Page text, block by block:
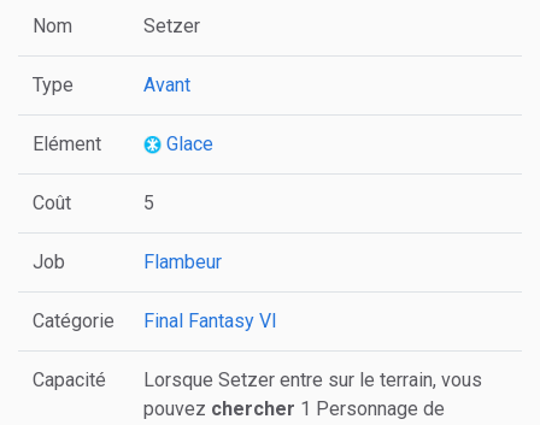
Nom Setzer
Type Avant
Elément Glace
Coût 5
Job Flambeur
Catégorie Final Fantasy VI
Capacité
Lorsque Setzer entre sur le terrain, vous
pouvez chercher 1 Personnage de